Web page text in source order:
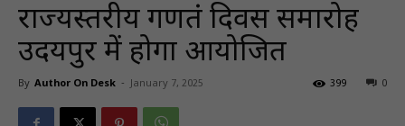
राज्यस्तरीय गणतंत्र दिवस समारोह
उदयपुर में होगा आयोजित
By Author On Desk - January 7, 2025 0
399